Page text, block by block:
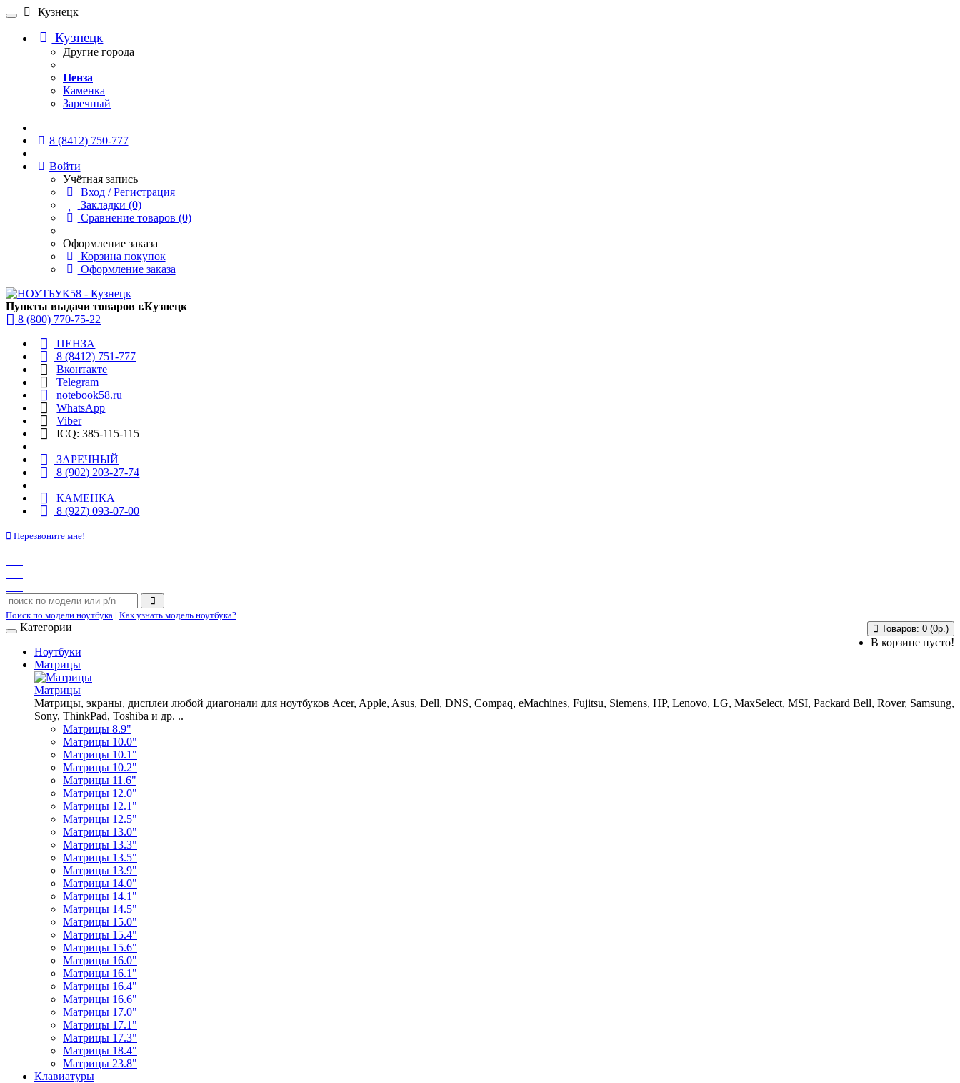
Кузнецк
Кузнецк
Другие города
Пенза
Каменка
Заречный
8 (8412) 750-777
Войти
Учётная запись
Вход / Регистрация
Закладки (0)
Сравнение товаров (0)
Оформление заказа
Корзина покупок
Оформление заказа
Пункты выдачи товаров г.Кузнецк
8 (800) 770-75-22
ПЕНЗА
8 (8412) 751-777
Вконтакте
Telegram
notebook58.ru
WhatsApp
Viber
ICQ: 385-115-115
ЗАРЕЧНЫЙ
8 (902) 203-27-74
КАМЕНКА
8 (927) 093-07-00
Перезвоните мне!
Поиск по модели ноутбука | Как узнать модель ноутбука?
Товаров: 0 (0р.)
В корзине пусто!
Категории
Ноутбуки
Матрицы
Матрицы
Матрицы, экраны, дисплеи любой диагонали для ноутбуков Acer, Apple, Asus, Dell, DNS, Compaq, eMachines, Fujitsu, Siemens, HP, Lenovo, LG, MaxSelect, MSI, Packard Bell, Rover, Samsung,
Sony, ThinkPad, Toshiba и др. ..
Матрицы 8.9"
Матрицы 10.0"
Матрицы 10.1"
Матрицы 10.2"
Матрицы 11.6"
Матрицы 12.0"
Матрицы 12.1"
Матрицы 12.5"
Матрицы 13.0"
Матрицы 13.3"
Матрицы 13.5"
Матрицы 13.9"
Матрицы 14.0"
Матрицы 14.1"
Матрицы 14.5"
Матрицы 15.0"
Матрицы 15.4"
Матрицы 15.6"
Матрицы 16.0"
Матрицы 16.1"
Матрицы 16.4"
Матрицы 16.6"
Матрицы 17.0"
Матрицы 17.1"
Матрицы 17.3"
Матрицы 18.4"
Матрицы 23.8"
Клавиатуры